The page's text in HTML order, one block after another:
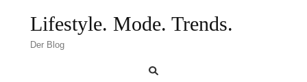
Lifestyle. Mode. Trends.
Der Blog